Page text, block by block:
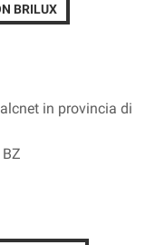
BRILUX
in provincia di